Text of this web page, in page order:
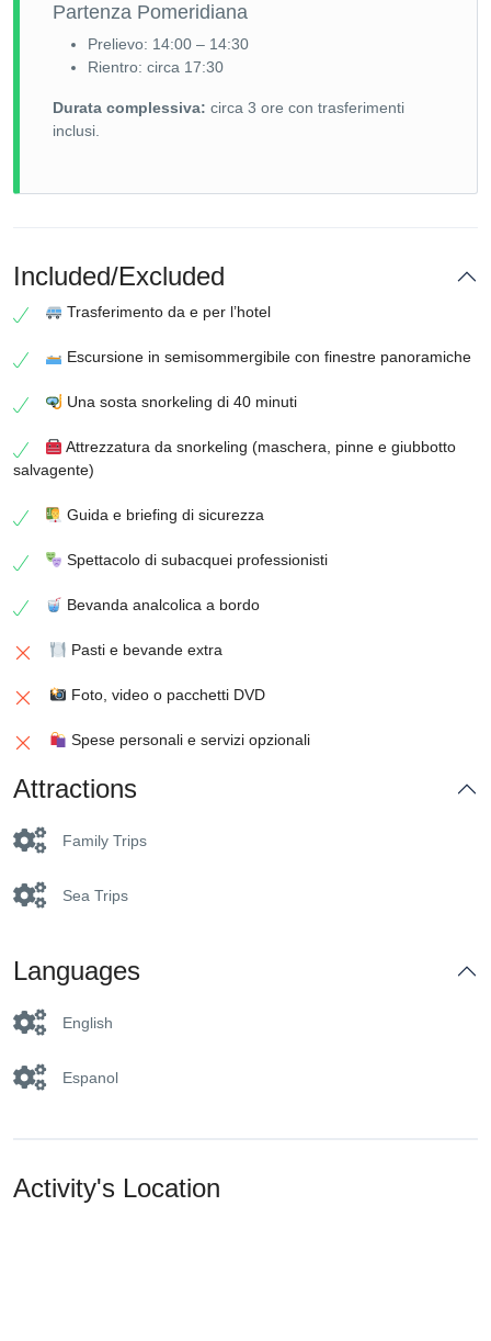
Partenza Pomeridiana
Prelievo: 14:00 – 14:30
Rientro: circa 17:30
Durata complessiva: circa 3 ore con trasferimenti
inclusi.
Included/Excluded
Trasferimento da e per l’hotel
Escursione in semisommergibile con finestre panoramiche
Una sosta snorkeling di 40 minuti
Attrezzatura da snorkeling (maschera, pinne e giubbotto
salvagente)
Guida e briefing di sicurezza
Spettacolo di subacquei professionisti
Bevanda analcolica a bordo
Pasti e bevande extra
Foto, video o pacchetti DVD
Spese personali e servizi opzionali
Attractions
Family Trips
Sea Trips
Languages
English
Espanol
Activity's Location